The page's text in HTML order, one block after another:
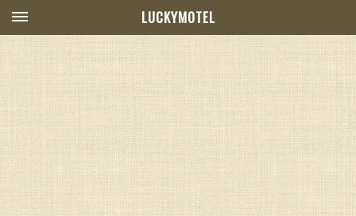
LUCKYMOTEL